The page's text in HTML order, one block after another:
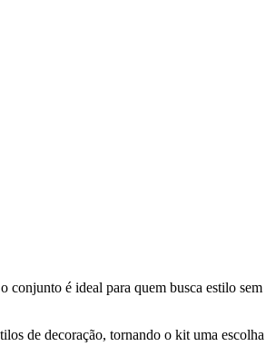
é ideal para quem busca estilo sem
de decoração, tornando o kit uma escolha